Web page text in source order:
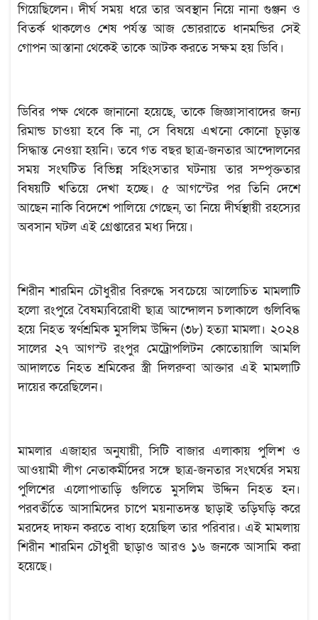
গিয়েছিলেন। দীর্ঘ সময় ধরে তার অবস্থান নিয়ে নানা গুঞ্জন ও
বিতর্ক থাকলেও শেষ পর্যন্ত আজ ভোররাতে ধানমন্ডির সেই
গোপন আস্তানা থেকেই তাকে আটক করতে সক্ষম হয় ডিবি।
ডিবির পক্ষ থেকে জানানো হয়েছে, তাকে জিজ্ঞাসাবাদের জন্য
রিমান্ড চাওয়া হবে কি না, সে বিষয়ে এখনো কোনো চূড়ান্ত
সিদ্ধান্ত নেওয়া হয়নি। তবে গত বছর ছাত্র-জনতার আন্দোলনের
সময় সংঘটিত বিভিন্ন সহিংসতার ঘটনায় তার সম্পৃক্ততার
বিষয়টি খতিয়ে দেখা হচ্ছে। ৫ আগস্টের পর তিনি দেশে
আছেন নাকি বিদেশে পালিয়ে গেছেন, তা নিয়ে দীর্ঘস্থায়ী রহস্যের
অবসান ঘটল এই গ্রেপ্তারের মধ্য দিয়ে।
শিরীন শারমিন চৌধুরীর বিরুদ্ধে সবচেয়ে আলোচিত মামলাটি
হলো রংপুরে বৈষম্যবিরোধী ছাত্র আন্দোলন চলাকালে গুলিবিদ্ধ
হয়ে নিহত স্বর্ণশ্রমিক মুসলিম উদ্দিন (৩৮) হত্যা মামলা। ২০২৪
সালের ২৭ আগস্ট রংপুর মেট্রোপলিটন কোতোয়ালি আমলি
আদালতে নিহত শ্রমিকের স্ত্রী দিলরুবা আক্তার এই মামলাটি
দায়ের করেছিলেন।
মামলার এজাহার অনুযায়ী, সিটি বাজার এলাকায় পুলিশ ও
আওয়ামী লীগ নেতাকর্মীদের সঙ্গে ছাত্র-জনতার সংঘর্ষের সময়
পুলিশের এলোপাতাড়ি গুলিতে মুসলিম উদ্দিন নিহত হন।
পরবর্তীতে আসামিদের চাপে ময়নাতদন্ত ছাড়াই তড়িঘড়ি করে
মরদেহ দাফন করতে বাধ্য হয়েছিল তার পরিবার। এই মামলায়
শিরীন শারমিন চৌধুরী ছাড়াও আরও ১৬ জনকে আসামি করা
হয়েছে।